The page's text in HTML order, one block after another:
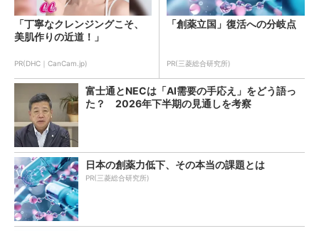
「丁寧なクレンジングこそ、
美肌作りの近道！」
PR(DHC｜CanCam.jp)
「創薬立国」復活への分岐点
PR(三菱総合研究所)
富士通とNECは「AI需要の手応え」をどう語っ
た？ 2026年下半期の見通しを考察
日本の創薬力低下、その本当の課題とは
PR(三菱総合研究所)